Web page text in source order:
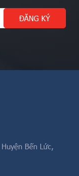
Bến Lức,